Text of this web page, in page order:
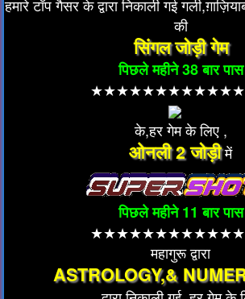
हमारे टॉप गैसर के द्वारा निकाली गई
की
सिंगल जोड़ी गेम
पिछले महीने 38 बार पास
के,हर गेम के लिए ,
ओनली 2 जोड़ीमें
पिछले महीने 11 बार पास
महागुरू द्वारा
ASTROLOGY,&